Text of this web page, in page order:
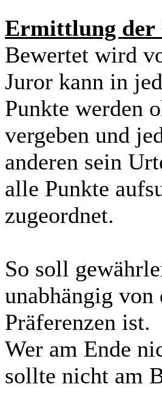
Ermittlung der
Bewertet wird
Juror kann in
Punkte werden
vergeben und
anderen sein
alle Punkte
zugeordnet.
So soll
unabhängig von
Präferenzen ist.
Wer am Ende
sollte nicht am